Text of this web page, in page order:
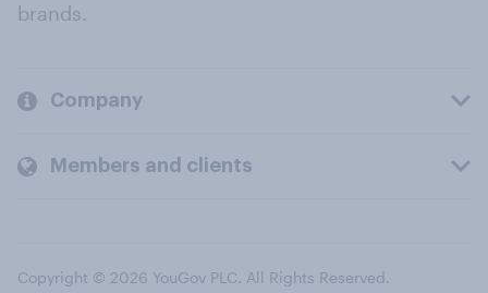
brands.
Company
Members and clients
Copyright © 2026 YouGov PLC. All Rights Reserved.